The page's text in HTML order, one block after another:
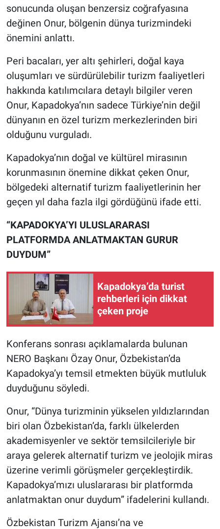
sonucunda oluşan benzersiz coğrafyasına
değinen Onur, bölgenin dünya turizmindeki
önemini anlattı.
Peri bacaları, yer altı şehirleri, doğal kaya
oluşumları ve sürdürülebilir turizm faaliyetleri
hakkında katılımcılara detaylı bilgiler veren
Onur, Kapadokya’nın sadece Türkiye’nin değil
dünyanın en özel turizm merkezlerinden biri
olduğunu vurguladı.
Kapadokya’nın doğal ve kültürel mirasının
korunmasının önemine dikkat çeken Onur,
bölgedeki alternatif turizm faaliyetlerinin her
geçen yıl daha fazla ilgi gördüğünü ifade etti.
“KAPADOKYA’YI ULUSLARARASI
PLATFORMDA ANLATMAKTAN GURUR
DUYDUM”
Kapadokya’da turist
rehberleri için dikkat
çeken proje
Konferans sonrası açıklamalarda bulunan
NERO Başkanı Özay Onur, Özbekistan’da
Kapadokya’yı temsil etmekten büyük mutluluk
duyduğunu söyledi.
Onur, “Dünya turizminin yükselen yıldızlarından
biri olan Özbekistan’da, farklı ülkelerden
akademisyenler ve sektör temsilcileriyle bir
araya gelerek alternatif turizm ve jeolojik miras
üzerine verimli görüşmeler gerçekleştirdik.
Kapadokya’mızı uluslararası bir platformda
anlatmaktan onur duydum” ifadelerini kullandı.
Özbekistan Turizm Ajansı’na ve